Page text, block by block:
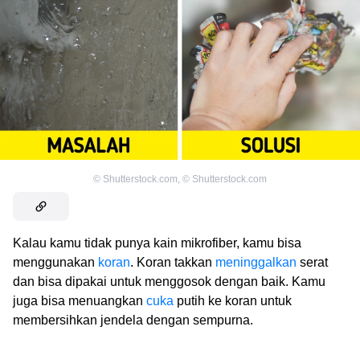
© Shutterstock.com, © Shutterstock.com
Kalau kamu tidak punya kain mikrofiber, kamu bisa
menggunakan koran. Koran takkan meninggalkan serat
dan bisa dipakai untuk menggosok dengan baik. Kamu
juga bisa menuangkan cuka putih ke koran untuk
membersihkan jendela dengan sempurna.